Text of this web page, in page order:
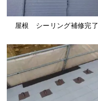
屋根 シーリング補修完了